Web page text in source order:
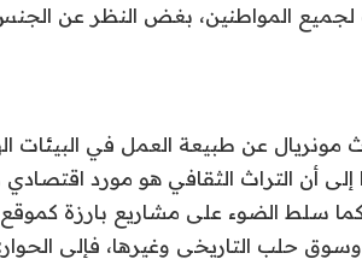
لجميع المواطنين، بغض النظر عن
مونريال عن طبيعة العمل في البيئات
إلى أن التراث الثقافي هو مورد
سلط الضوء على مشاريع بارزة
وسوق حلب التاريخي وغيرها، فإلى الحوار: